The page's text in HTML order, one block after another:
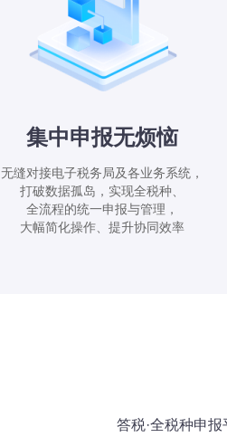
集中申报无烦恼
无缝对接电子税务局及各业务系统，
打破数据孤岛，实现全税种、
全流程的统一申报与管理，
大幅简化操作、提升协同效率
答税·全税种申